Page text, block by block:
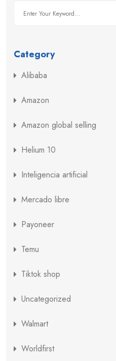
Category
Alibaba
Amazon
Amazon global selling
Helium 10
Inteligencia artificial
Mercado libre
Payoneer
Temu
Tiktok shop
Uncategorized
Walmart
Worldfirst